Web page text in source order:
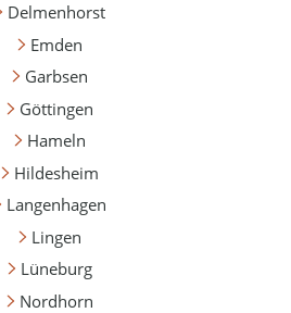
Delmenhorst
Emden
Garbsen
Göttingen
Hameln
Hildesheim
Langenhagen
Lingen
Lüneburg
Nordhorn